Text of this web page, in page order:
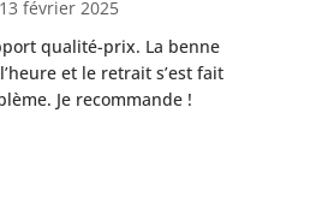
13 février 2025
qualité-prix. La benne
et le retrait s’est fait
Je recommande !